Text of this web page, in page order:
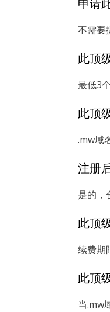
申请
不需要
此顶
最低3
此顶
.mw域
注册
是的，
此顶
续费期
此顶
当.mw